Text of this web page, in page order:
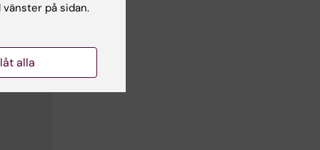
på sidan.
alla